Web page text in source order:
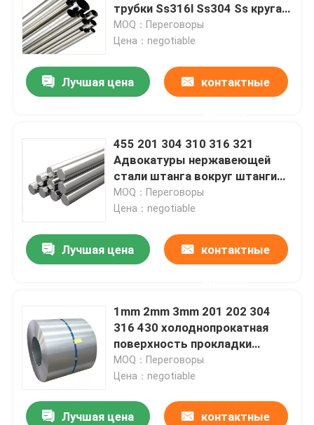
трубки Ss316l Ss304 Ss круга
нержавеющей стали
санитарную
MOQ：Переговоры
Цена：negotiable
Лучшая цена контактные
455 201 304 310 316 321
Адвокатуры нержавеющей
стали штанга вокруг штанги
440c 2mm 4mm 6mm 10mm ss
MOQ：Переговоры
Цена：negotiable
Лучшая цена контактные
1mm 2mm 3mm 201 202 304
316 430 холоднопрокатная
поверхность прокладки
металла 2B катушки
нержавеющей стали
MOQ：Переговоры
Цена：negotiable
Лучшая цена контактные